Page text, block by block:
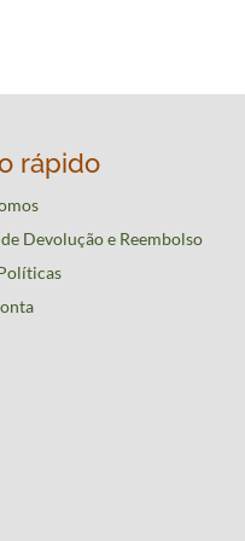
rápido
Devolução e Reembolso